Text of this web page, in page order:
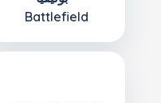
Battlefield